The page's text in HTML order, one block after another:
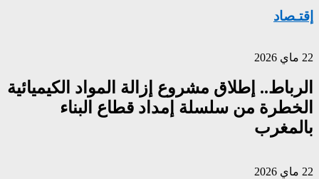
إقتـصاد
22 ماي 2026
الرباط.. إطلاق مشروع إزالة المواد الكيميائية
الخطرة من سلسلة إمداد قطاع البناء
بالمغرب
22 ماي 2026